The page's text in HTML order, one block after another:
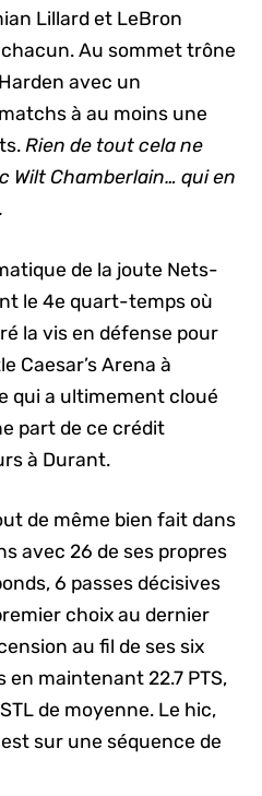
Lillard et LeBron
Au sommet trône
avec un
à au moins une
Rien de tout cela ne
Wilt Chamberlain… qui en
de la joute Nets-
le 4e quart-temps où
la vis en défense pour
Caesar’s Arena à
qui a ultimement cloué
part de ce crédit
à Durant.
de même bien fait dans
avec 26 de ses propres
6 passes décisives
choix au dernier
au fil de ses six
maintenant 22.7 PTS,
de moyenne. Le hic,
sur une séquence de